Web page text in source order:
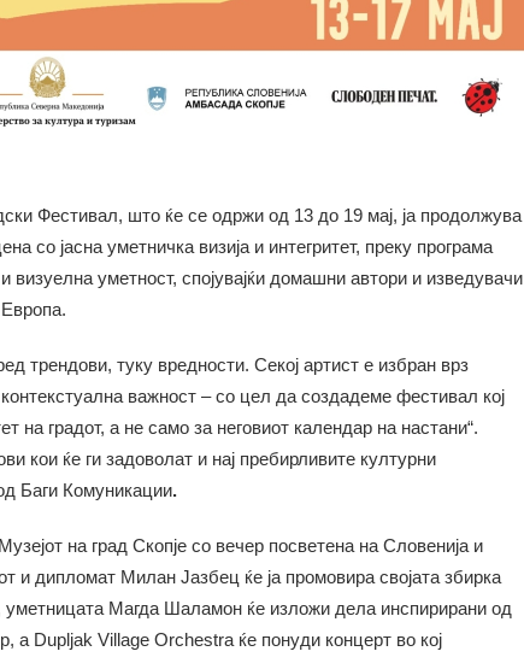
Фестивал, што ќе се одржи од 13 до 19 мај, ја продолжува
со јасна уметничка визија и интегритет, преку програма
уметност, спојувајќи домашни автори и изведувачи
трендови, туку вредности. Секој артист е избран врз
важност – со цел да создадеме фестивал кој
на градот, а не само за неговиот календар на настани“.
кои ќе ги задоволат и нај пребирливите културни
Баги Комуникации.
на град Скопје со вечер посветена на Словенија и
и дипломат Милан Јазбец ќе ја промовира својата збирка
уметницата Магда Шаламон ќе изложи дела инспирирани од
а Dupljak Village Orchestra ќе понуди концерт во кој